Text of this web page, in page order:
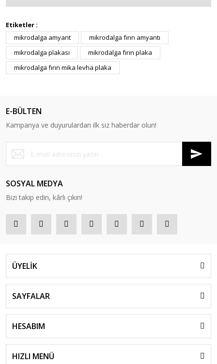
Etiketler :
mikrodalga amyant
mikrodalga fırın amyantı
mikrodalga plakası
mikrodalga fırın plaka
mikrodalga fırın mika levha plaka
E-BÜLTEN
Kampanya ve duyurulardan ilk siz haberdar olun!
SOSYAL MEDYA
Bizi takip edin, kârlı çıkın!
ÜYELİK
SAYFALAR
HESABIM
HIZLI MENÜ